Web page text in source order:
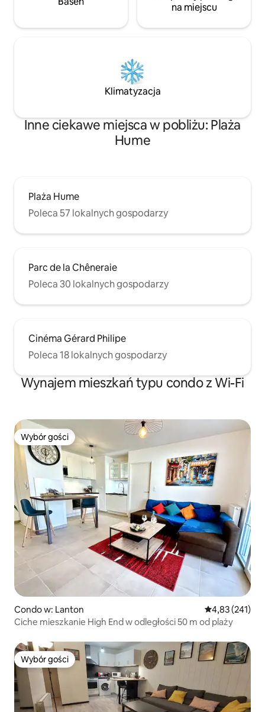
na miejscu
Klimatyzacja
Inne ciekawe miejsca w pobliżu: Plaża
Hume
Plaża Hume
Poleca 57 lokalnych gospodarzy
Parc de la Chêneraie
Poleca 30 lokalnych gospodarzy
Cinéma Gérard Philipe
Poleca 18 lokalnych gospodarzy
Wynajem mieszkań typu condo z Wi-Fi
Wybór gości
Wybór gości
Condo w: Lanton Średnia
4,83 (241)
Ciche mieszkanie High End w odległości 50 m od plaży
Wybór gości
Wybór gości